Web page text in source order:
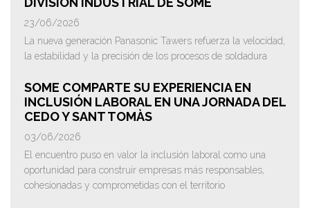
23/06/2026
La nueva generación Panasonic Tawers refuerza la velocidad,
la estabilidad y la precisión de los procesos de soldadura
SOME COMPARTE SU EXPERIENCIA EN
INCLUSIÓN LABORAL EN UNA JORNADA DEL
CEDO Y SANT TOMÀS
03/06/2026
El encuentro puso en valor la inclusión laboral como una
oportunidad para construir empresas más responsables,
cohesionadas y comprometidas con el territorio